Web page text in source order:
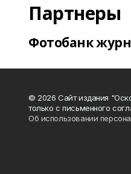
Партнеры
Фотобанк
© 2026 Сайт издания
только с письменного
Об использовании